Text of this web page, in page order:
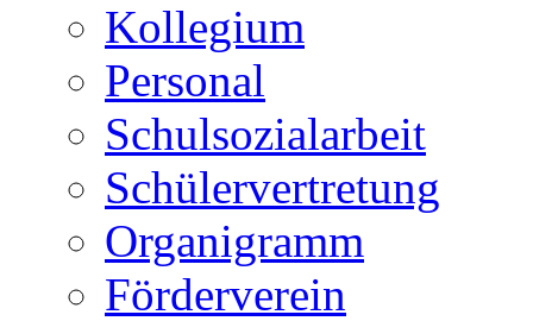
Kollegium
Personal
Schulsozialarbeit
Schülervertretung
Organigramm
Förderverein